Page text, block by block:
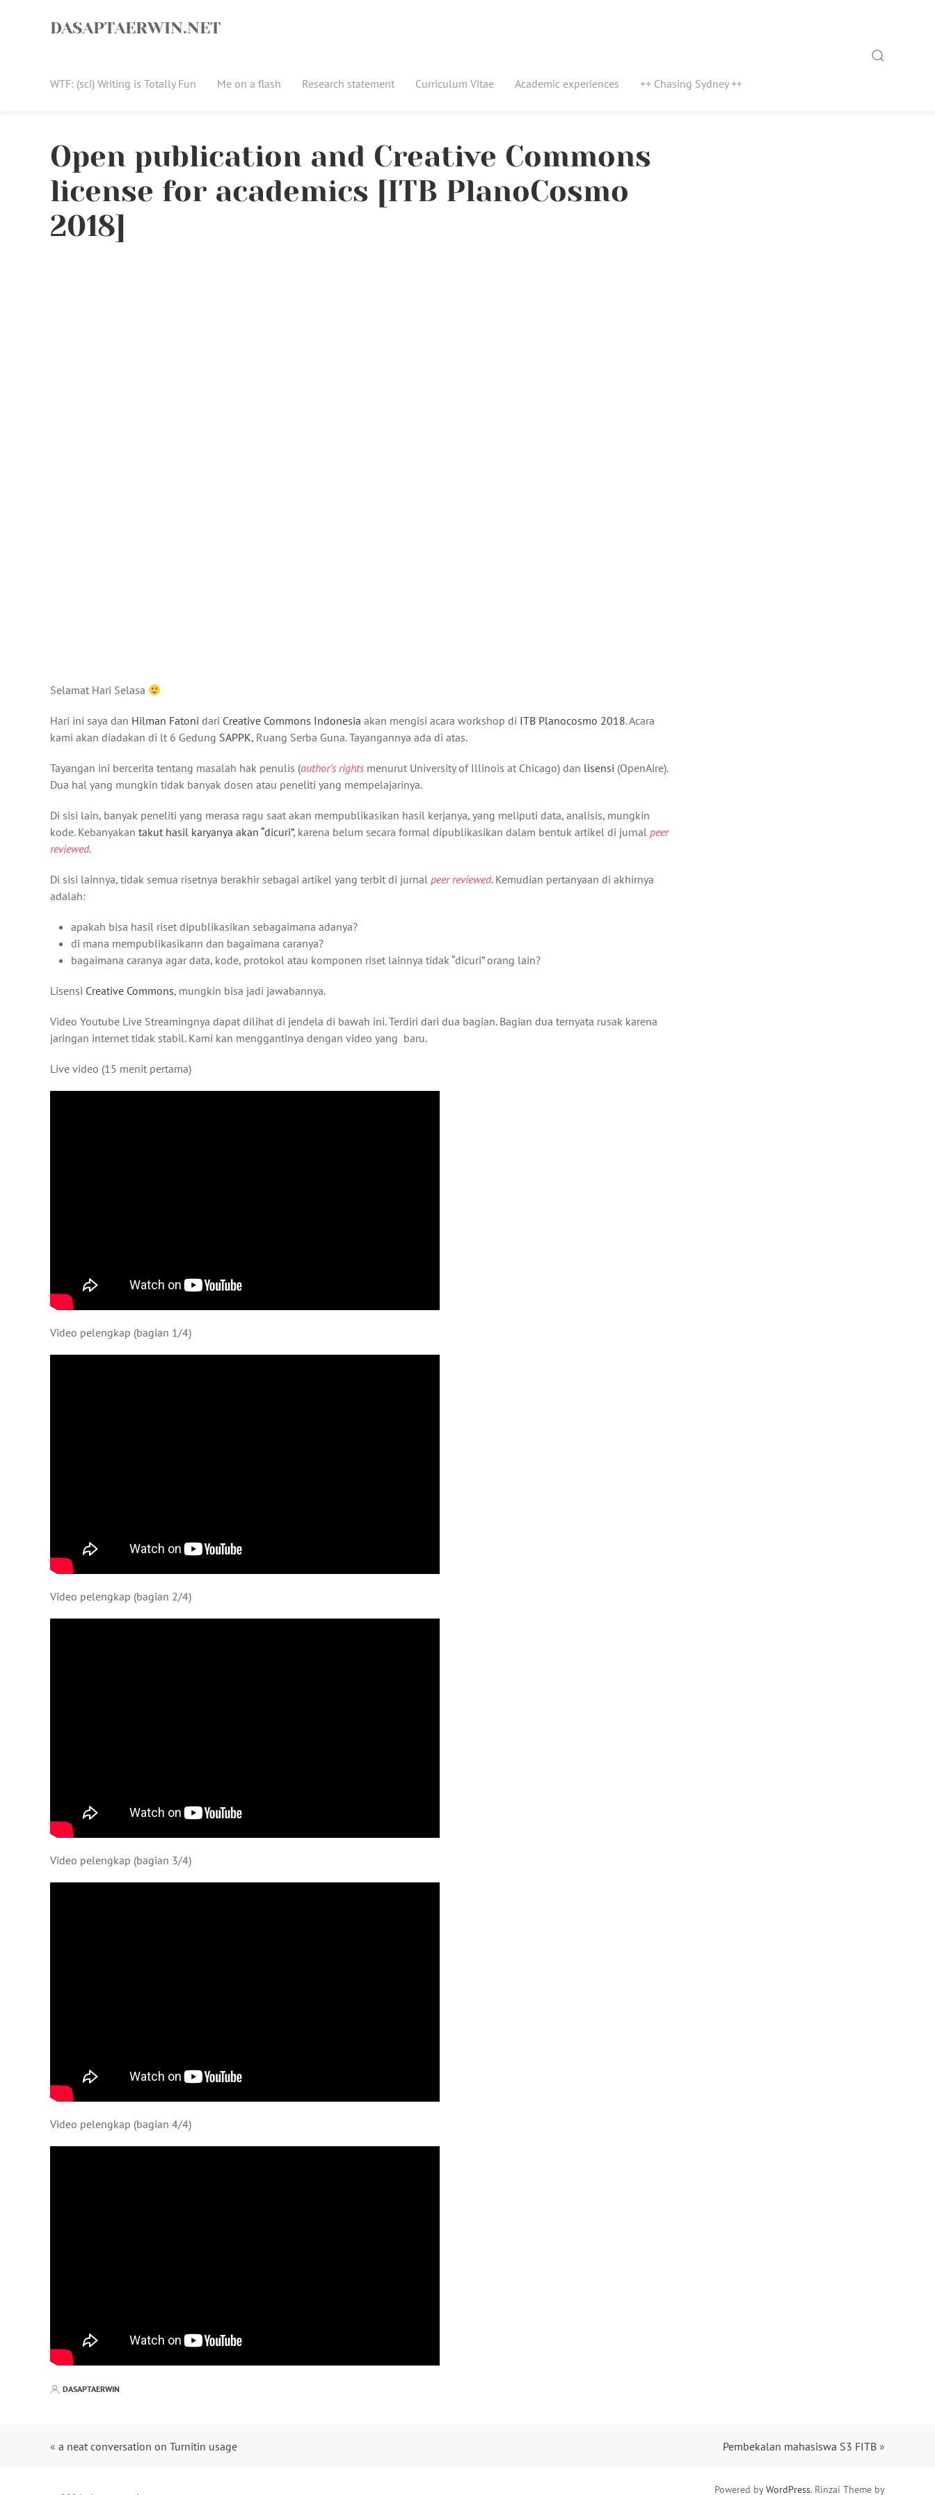
DASAPTAERWIN.NET
WTF: (sci) Writing is Totally Fun Me on a flash Research statement Curriculum Vitae Academic experiences ++ Chasing Sydney ++
Search
Open publication and Creative Commons
license for academics [ITB PlanoCosmo
2018]
Selamat Hari Selasa
Hari ini saya dan Hilman Fatoni dari Creative Commons Indonesia akan mengisi acara workshop di ITB Planocosmo 2018. Acara
kami akan diadakan di lt 6 Gedung SAPPK, Ruang Serba Guna. Tayangannya ada di atas.
Tayangan ini bercerita tentang masalah hak penulis (author’s rights menurut University of Illinois at Chicago) dan lisensi (OpenAire).
Dua hal yang mungkin tidak banyak dosen atau peneliti yang mempelajarinya.
Di sisi lain, banyak peneliti yang merasa ragu saat akan mempublikasikan hasil kerjanya, yang meliputi data, analisis, mungkin
kode. Kebanyakan takut hasil karyanya akan “dicuri”, karena belum secara formal dipublikasikan dalam bentuk artikel di jurnal peer
reviewed.
Di sisi lainnya, tidak semua risetnya berakhir sebagai artikel yang terbit di jurnal peer reviewed. Kemudian pertanyaan di akhirnya
adalah:
apakah bisa hasil riset dipublikasikan sebagaimana adanya?
di mana mempublikasikann dan bagaimana caranya?
bagaimana caranya agar data, kode, protokol atau komponen riset lainnya tidak “dicuri” orang lain?
Lisensi Creative Commons, mungkin bisa jadi jawabannya.
Video Youtube Live Streamingnya dapat dilihat di jendela di bawah ini. Terdiri dari dua bagian. Bagian dua ternyata rusak karena
jaringan internet tidak stabil. Kami kan menggantinya dengan video yang baru.
Live video (15 menit pertama)
Video pelengkap (bagian 1/4)
Video pelengkap (bagian 2/4)
Video pelengkap (bagian 3/4)
Video pelengkap (bagian 4/4)
DASAPTAERWIN
« a neat conversation on Turnitin usage Pembekalan mahasiswa S3 FITB »
Powered byWordPress. Rinzai Theme by